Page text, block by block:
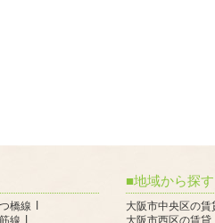
橋線
線
地域から探す
大阪市中央区の賃
大阪市西区の賃貸